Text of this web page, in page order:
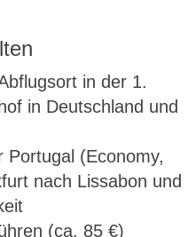
in der 1.
in Deutschland und
Portugal (Economy,
nach Lissabon und
(ca. 85 €)